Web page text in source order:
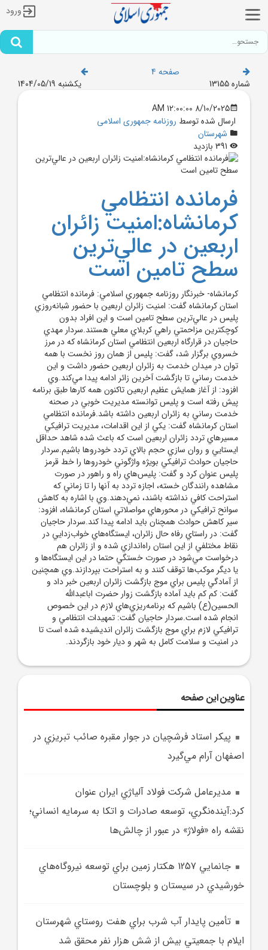
ورود
صفحه 4
شماره 13155
یکشنبه 1404/05/19
8/10/2025 12:00:00 AM
ارسال شده توسط روزنامه جمهوری اسلامی
شهرستان
فرمانده انتظامي
کرمانشاه:امنيت زائران
اربعين در عالي‌ترين
سطح تامين است
کرمانشاه- خبرنگار روزنامه جمهوري اسلامي: فرمانده انتظامي
استان کرمانشاه گفت: امنيت زائران اربعين با حضور شبانه‌روزي
پليس در عالي‌ترين سطح تامين است و اين افراد بدون
کوچکترين مزاحمتي راهي کربلاي معلي هستند.سردار مهدي
حاجيان در قرارگاه اربعين انتظامي استان کرمانشاه که در مرز
خسروي برگزار شد، گفت: پليس از همان روز نخست با همه
توان در ميدان خدمت به زائران اربعين حضور داشت و اين
خدمت رساني تا بازگشت آخرين زائر ادامه پيدا مي‌کند.وي
افزود: از آغاز همايش عظيم اربعين تاکنون همه کارها طبق برنامه
پيش رفته است و پليس توانسته مديريت خوبي در صحنه
خدمت رساني به زائران اربعين داشته باشد.فرمانده انتظامي
استان کرمانشاه گفت: يکي از اين اقدامات، مديريت ترافيکي
مسيرهاي تردد زائران اربعين است که باعث شده شاهد حداقل
ايستايي و روان سازي حجم بالاي تردد خودروها باشيم.سردار
حاجيان حوادث ترافيکي بويژه واژگوني خودروها را خط قرمز
پليس عنوان کرد و گفت: پليس‌هاي راه و راهور در صورت
مشاهده رانندگان خسته، اجازه تردد به آنها را تا زماني که
استراحت کافي نداشته باشند، نمي‌دهند.وي با اشاره به کاهش
سوانح ترافيکي در محورهاي مواصلاتي استان کرمانشاه، افزود:
سير کاهش حوادث همچنان بايد ادامه‌ پيدا کند.سردار حاجيان
گفت: در راستاي رفاه حال زائران، ايستگاه‌هاي خواب‌زدايي در
نقاط مختلفي از اين استان راه‌اندازي شده و از زائران هم
درخواست مي‌شود در صورت خستگي حتما در اين ايستگاه‌ها و
يا ديگر موکب‌ها توقف کنند و به استراحت بپردازند.وي همچنين
از آمادگي پليس براي موج بازگشت زائران اربعين خبر داد و
گفت: کم کم بايد آماده بازگشت زوار حضرت اباعبدالله
الحسين(ع) باشيم که برنامه‌ريزي‌هاي لازم در اين خصوص
انجام شده است.سردار حاجيان گفت: تمهيدات انتظامي و
ترافيکي لازم براي موج بازگشت زائران انديشيده شده است تا
در امنيت و سلامت کامل به شهر و ديار خود بازگردند.
عناوین این صفحه
پيکر استاد فرشچيان در جوار مقبره صائب تبريزي در
اصفهان آرام مي‌گيرد
مديرعامل شرکت فولاد آلياژي ايران عنوان
کرد:آينده‌نگري، توسعه صادرات و اتکا به سرمايه انساني؛
نقشه راه «فولاژ» در عبور از چالش‌ها
جانمايي 1257 هکتار زمين براي توسعه نيروگاه‌هاي
خورشيدي در سيستان و بلوچستان
تأمين پايدار آب شرب براي هفت روستاي شهرستان
ايلام با جمعيتي بيش از شش هزار نفر محقق شد